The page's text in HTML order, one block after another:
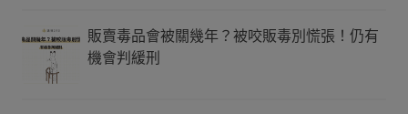
販賣毒品會被關幾年？被咬販毒別慌張！仍有
機會判緩刑